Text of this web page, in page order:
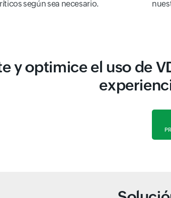
según sea necesario.
y optimice el uso de